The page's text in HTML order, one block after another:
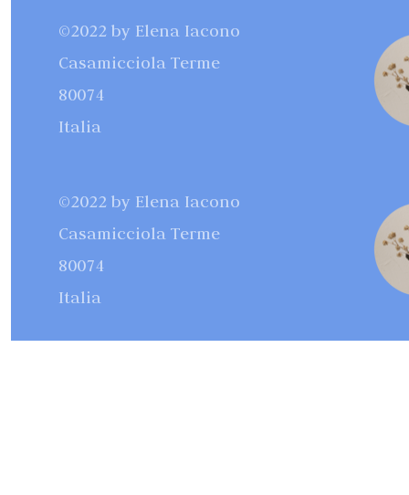
©2022 by Elena Iacono
Casamicciola Terme
80074
Italia
©2022 by Elena Iacono
Casamicciola Terme
80074
Italia